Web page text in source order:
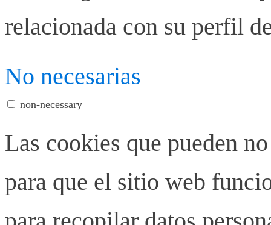
relacionada con su perfil
No necesarias
non-necessary
Las cookies que pueden
para que el sitio web